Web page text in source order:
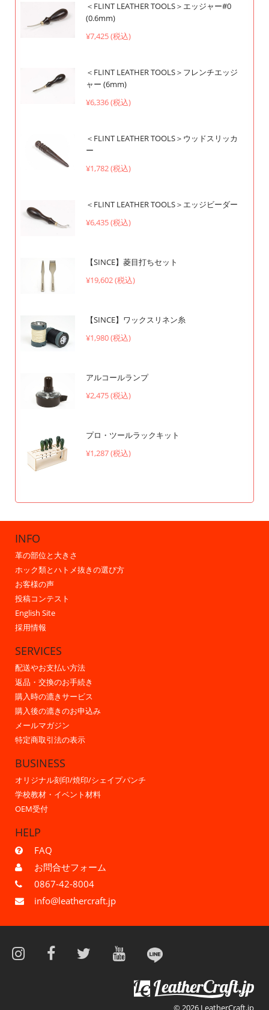
＜FLINT LEATHER TOOLS＞エッジャー#0
(0.6mm)
¥7,425 (税込)
＜FLINT LEATHER TOOLS＞フレンチエッジ
ャー (6mm)
¥6,336 (税込)
＜FLINT LEATHER TOOLS＞ウッドスリッカ
ー
¥1,782 (税込)
＜FLINT LEATHER TOOLS＞エッジビーダー
¥6,435 (税込)
【SINCE】菱目打ちセット
¥19,602 (税込)
【SINCE】ワックスリネン糸
¥1,980 (税込)
アルコールランプ
¥2,475 (税込)
プロ・ツールラックキット
¥1,287 (税込)
INFO
革の部位と大きさ
ホック類とハトメ抜きの選び方
お客様の声
投稿コンテスト
English Site
採用情報
SERVICES
配送やお支払い方法
返品・交換のお手続き
購入時の漉きサービス
購入後の漉きのお申込み
メールマガジン
特定商取引法の表示
BUSINESS
オリジナル刻印/焼印/シェイプパンチ
学校教材・イベント材料
OEM受付
HELP
FAQ
お問合せフォーム
0867-42-8004
info@leathercraft.jp
© 2026 LeatherCraft.jp